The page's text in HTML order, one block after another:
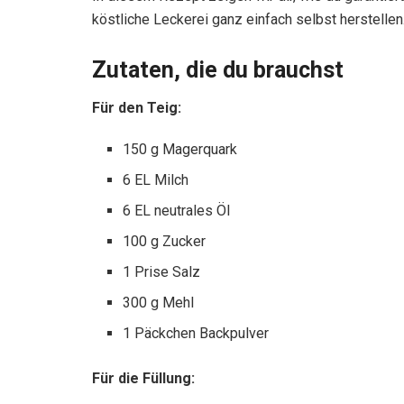
köstliche Leckerei ganz einfach selbst
Zutaten, die du brauchst
Für den Teig:
150 g Magerquark
6 EL Milch
6 EL neutrales Öl
100 g Zucker
1 Prise Salz
300 g Mehl
1 Päckchen Backpulver
Für die Füllung: